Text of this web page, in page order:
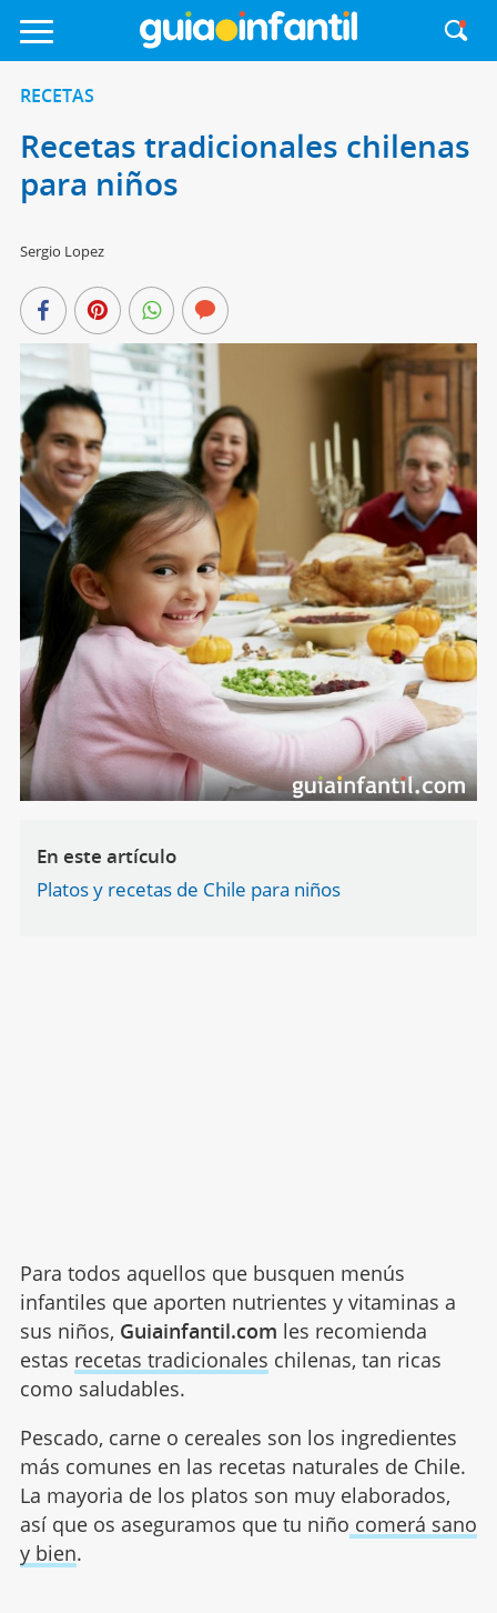
RECETAS
Recetas tradicionales chilenas
para niños
Sergio Lopez
En este artículo
Platos y recetas de Chile para niños
Para todos aquellos que busquen menús
infantiles que aporten nutrientes y vitaminas a
sus niños, Guiainfantil.com les recomienda
estas recetas tradicionales chilenas, tan ricas
como saludables.
Pescado, carne o cereales son los ingredientes
más comunes en las recetas naturales de Chile.
La mayoria de los platos son muy elaborados,
así que os aseguramos que tu niño comerá sano
y bien.